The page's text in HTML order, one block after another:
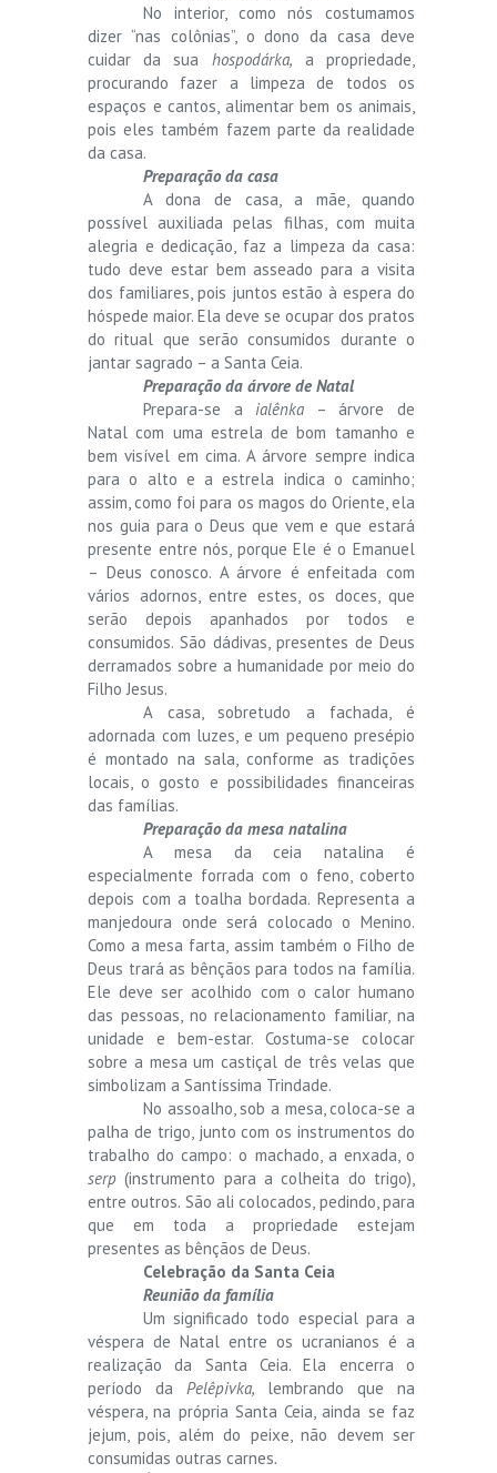
No interior, como nós costumamos
dizer “nas colônias”, o dono da casa deve
cuidar da sua hospodárka, a propriedade,
procurando fazer a limpeza de todos os
espaços e cantos, alimentar bem os animais,
pois eles também fazem parte da realidade
da casa.
Preparação da casa
A dona de casa, a mãe, quando
possível auxiliada pelas filhas, com muita
alegria e dedicação, faz a limpeza da casa:
tudo deve estar bem asseado para a visita
dos familiares, pois juntos estão à espera do
hóspede maior. Ela deve se ocupar dos pratos
do ritual que serão consumidos durante o
jantar sagrado – a Santa Ceia.
Preparação da árvore de Natal
Prepara-se a ialênka – árvore de
Natal com uma estrela de bom tamanho e
bem visível em cima. A árvore sempre indica
para o alto e a estrela indica o caminho;
assim, como foi para os magos do Oriente, ela
nos guia para o Deus que vem e que estará
presente entre nós, porque Ele é o Emanuel
– Deus conosco. A árvore é enfeitada com
vários adornos, entre estes, os doces, que
serão depois apanhados por todos e
consumidos. São dádivas, presentes de Deus
derramados sobre a humanidade por meio do
Filho Jesus.
A casa, sobretudo a fachada, é
adornada com luzes, e um pequeno presépio
é montado na sala, conforme as tradições
locais, o gosto e possibilidades financeiras
das famílias.
Preparação da mesa natalina
A mesa da ceia natalina é
especialmente forrada com o feno, coberto
depois com a toalha bordada. Representa a
manjedoura onde será colocado o Menino.
Como a mesa farta, assim também o Filho de
Deus trará as bênçãos para todos na família.
Ele deve ser acolhido com o calor humano
das pessoas, no relacionamento familiar, na
unidade e bem-estar. Costuma-se colocar
sobre a mesa um castiçal de três velas que
simbolizam a Santíssima Trindade.
No assoalho, sob a mesa, coloca-se a
palha de trigo, junto com os instrumentos do
trabalho do campo: o machado, a enxada, o
serp (instrumento para a colheita do trigo),
entre outros. São ali colocados, pedindo, para
que em toda a propriedade estejam
presentes as bênçãos de Deus.
Celebração da Santa Ceia
Reunião da família
Um significado todo especial para a
véspera de Natal entre os ucranianos é a
realização da Santa Ceia. Ela encerra o
período da Pelêpivka, lembrando que na
véspera, na própria Santa Ceia, ainda se faz
jejum, pois, além do peixe, não devem ser
consumidas outras carnes.